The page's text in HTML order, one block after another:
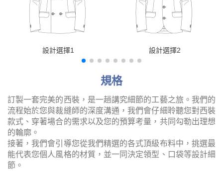
設計選擇1 設計選擇2
規格
訂製一套完美的西裝，是一趟講究細節的工藝之旅。我們的
流程始於您與裁縫師的深度溝通，我們會仔細聆聽您對西裝
款式、穿著場合的需求以及您的預算考量，共同勾勒出理想
的輪廓。
接著，我們會引導您從我們精選的各式頂級布料中，挑選最
能代表您個人風格的材質，並一同決定領型、口袋等設計細
節。